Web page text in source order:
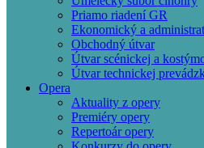
Priamo riadení GR
Ekonomický a
Obchodný útvar
Útvar scénickej a
Útvar technickej
Opera
Aktuality z opery
Premiéry opery
Repertoár opery